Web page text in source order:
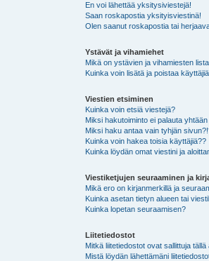
En voi lähettää yksitysiviestejä!
Saan roskapostia yksityisviestinä!
Olen saanut roskapostia tai
Ystävät ja vihamiehet
Mikä on ystävien ja vihamiesten
Kuinka voin lisätä ja poistaa
Viestien etsiminen
Kuinka voin etsiä viestejä?
Miksi hakutoiminto ei palauta
Miksi haku antaa vain tyhjän
Kuinka voin hakea toisia käyttäjiä??
Kuinka löydän omat viestini ja
Viestiketjujen seuraaminen ja
Mikä ero on kirjanmerkillä ja
Kuinka asetan tietyn alueen tai
Kuinka lopetan seuraamisen?
Liitetiedostot
Mitkä liitetiedostot ovat sallittuja tällä
Mistä löydän lähettämäni